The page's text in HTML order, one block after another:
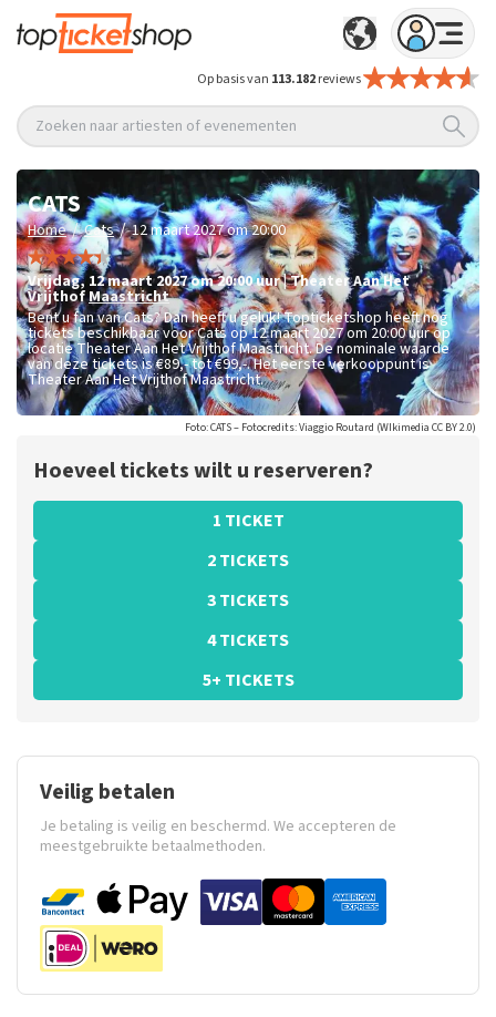
Op basis van 113.182reviews
Zoeken naar artiesten of evenementen
CATS
Home / Cats / 12 maart 2027 om 20:00
vrijdag, 12 maart 2027 om 20:00uur|Theater Aan Het
VrijthofMaastricht
Bent u fan van Cats? Dan heeft u geluk! Topticketshop heeft nog
tickets beschikbaar voor Cats op 12 maart 2027 om 20:00 uur op
locatie Theater Aan Het Vrijthof Maastricht. De nominale waarde
van deze tickets is€89,- tot €99,-. Het eerste verkooppunt is
Theater Aan Het Vrijthof Maastricht.
Foto: CATS – Fotocredits: Viaggio Routard (WIkimedia CC BY 2.0)
Hoeveel tickets wilt u reserveren?
1 TICKET
2 TICKETS
3 TICKETS
4 TICKETS
5+ TICKETS
Veilig betalen
Je betaling is veilig en beschermd. We accepteren de
meestgebruikte betaalmethoden.